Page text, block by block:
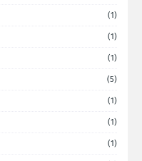
(1)
(1)
(1)
(5)
(1)
(1)
(1)